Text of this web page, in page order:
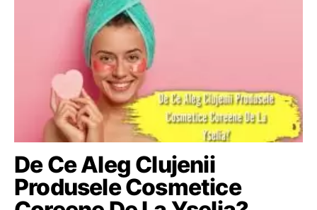
De Ce Aleg Clujenii
Produsele Cosmetice